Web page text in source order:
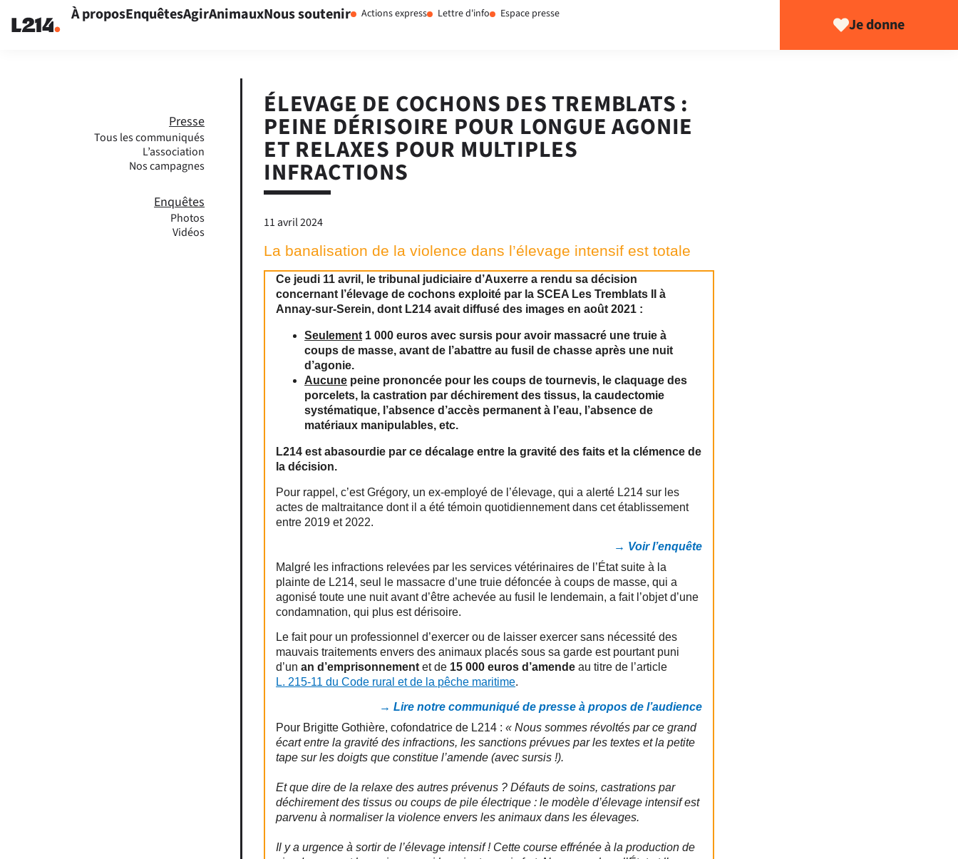
À proposEnquêtesAgirAnimauxNous soutenir Actions express Lettre d'info Espace presse
Je donne
Presse
Tous les communiqués
L’association
Nos campagnes
Enquêtes
Photos
Vidéos
ÉLEVAGE DE COCHONS DES TREMBLATS :
PEINE DÉRISOIRE POUR LONGUE AGONIE
ET RELAXES POUR MULTIPLES
INFRACTIONS
11 avril 2024
La banalisation de la violence dans l’élevage intensif est totale
Ce jeudi 11 avril, le tribunal judiciaire d’Auxerre a rendu sa décision
concernant l’élevage de cochons exploité par la SCEA Les Tremblats II à
Annay-sur-Serein, dont L214 avait diffusé des images en août 2021 :
Seulement 1 000 euros avec sursis pour avoir massacré une truie à
coups de masse, avant de l’abattre au fusil de chasse après une nuit
d’agonie.
Aucune peine prononcée pour les coups de tournevis, le claquage des
porcelets, la castration par déchirement des tissus, la caudectomie
systématique, l’absence d’accès permanent à l’eau, l’absence de
matériaux manipulables, etc.
L214 est abasourdie par ce décalage entre la gravité des faits et la clémence de
la décision.
Pour rappel, c’est Grégory, un ex-employé de l’élevage, qui a alerté L214 sur les
actes de maltraitance dont il a été témoin quotidiennement dans cet établissement
entre 2019 et 2022.
→ Voir l’enquête
Malgré les infractions relevées par les services vétérinaires de l’État suite à la
plainte de L214, seul le massacre d’une truie défoncée à coups de masse, qui a
agonisé toute une nuit avant d’être achevée au fusil le lendemain, a fait l’objet d’une
condamnation, qui plus est dérisoire.
Le fait pour un professionnel d’exercer ou de laisser exercer sans nécessité des
mauvais traitements envers des animaux placés sous sa garde est pourtant puni
d’unan d’emprisonnement et de 15 000 euros d’amende au titre de l’article
L. 215-11 du Code rural et de la pêche maritime.
→ Lire notre communiqué de presse à propos de l’audience
Pour Brigitte Gothière, cofondatrice de L214 :« Nous sommes révoltés par ce grand
écart entre la gravité des infractions, les sanctions prévues par les textes et la petite
tape sur les doigts que constitue l’amende (avec sursis !).
Et que dire de la relaxe des autres prévenus ? Défauts de soins, castrations par
déchirement des tissus ou coups de pile électrique : le modèle d’élevage intensif est
parvenu à normaliser la violence envers les animaux dans les élevages.
Il y a urgence à sortir de l’élevage intensif ! Cette course effrénée à la production de